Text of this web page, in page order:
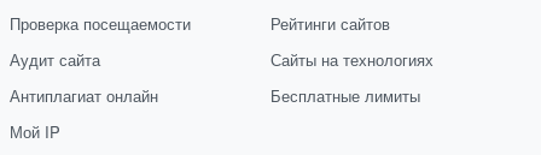
Проверка посещаемости
Аудит сайта
Антиплагиат онлайн
Мой IP
Рейтинги сайтов
Сайты на технологиях
Бесплатные лимиты